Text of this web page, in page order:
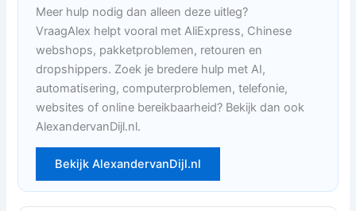
Meer hulp nodig dan alleen deze uitleg?
VraagAlex helpt vooral met AliExpress, Chinese
webshops, pakketproblemen, retouren en
dropshippers. Zoek je bredere hulp met AI,
automatisering, computerproblemen, telefonie,
websites of online bereikbaarheid? Bekijk dan ook
AlexandervanDijl.nl.
Bekijk AlexandervanDijl.nl